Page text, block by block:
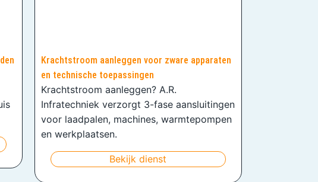
Krachtstroom aanleggen voor zware apparaten
en technische toepassingen
Krachtstroom aanleggen? A.R.
Infratechniek verzorgt 3-fase aansluitingen
voor laadpalen, machines, warmtepompen
en werkplaatsen.
Bekijk dienst